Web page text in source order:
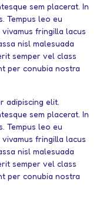
sem placerat. In
Tempus leo eu
fringilla lacus
nisl malesuada
semper vel class
per conubia nostra
adipiscing elit.
sem placerat. In
Tempus leo eu
fringilla lacus
nisl malesuada
semper vel class
per conubia nostra